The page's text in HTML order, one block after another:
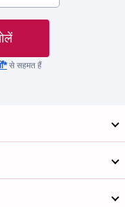
से सहमत हैं